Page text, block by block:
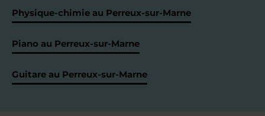
Physique-chimie au Perreux-sur-Marne
Piano au Perreux-sur-Marne
Guitare au Perreux-sur-Marne